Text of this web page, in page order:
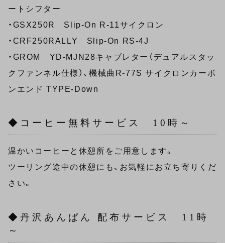
ートシフター
・GSX250R Slip-On R-11サイクロン
・CRF250RALLY Slip-On RS-4J
・GROM YD-MJN28キャブレター（デュアルスタッ
クファンネル仕様）、機械曲R-77S サイクロンカーボ
ンエンド TYPE-Down
◆コーヒー無料サービス 10時～
温かいコーヒーと休憩所をご用意します。
ツーリング途中の休憩にも、お気軽にお立ち寄りくだ
さい。
◆丹沢あんぱん 配布サービス 11時
～